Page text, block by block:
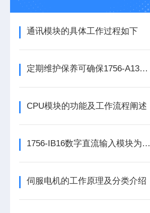
通讯模块的具体工作过程如下
定期维护保养可确保1756-A13数字量输出模块的正常运行
CPU模块的功能及工作流程阐述
1756-IB16数字直流输入模块为整个自动化系统提供精准的数据支撑
伺服电机的工作原理及分类介绍